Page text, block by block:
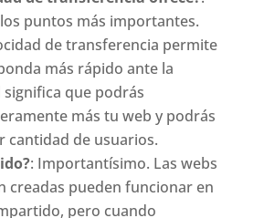
puntos más importantes.
de transferencia permite
más rápido ante la
que podrás
más tu web y podrás
cantidad de usuarios.
: Importantísimo. Las webs
creadas pueden funcionar en
pero cuando